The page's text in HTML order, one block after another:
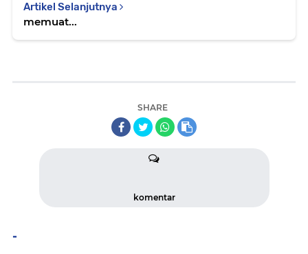
Artikel Selanjutnya
memuat...
SHARE
komentar
-